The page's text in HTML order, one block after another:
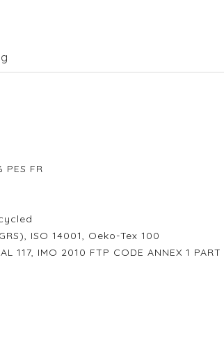
PES FR
ISO 14001, Oeko-Tex 100
117, IMO 2010 FTP CODE ANNEX 1